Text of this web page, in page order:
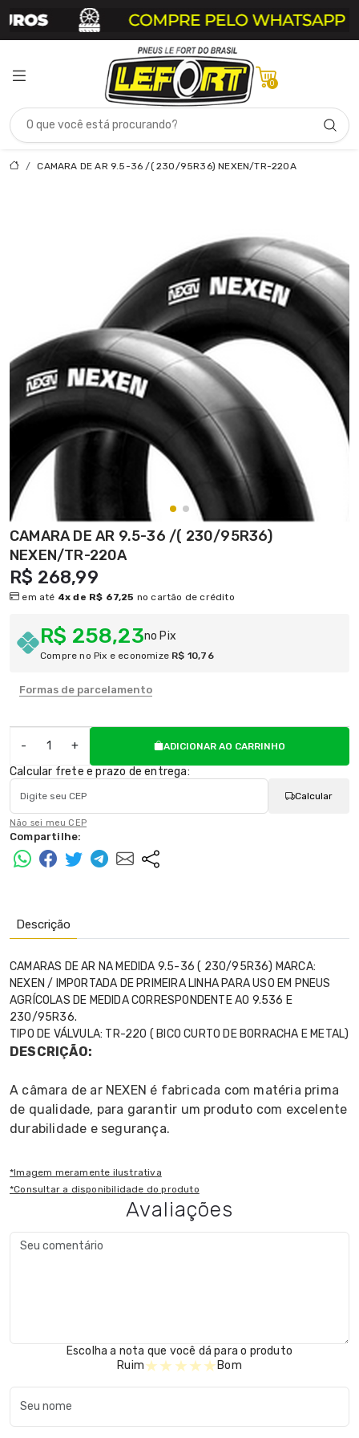
0
CAMARA DE AR 9.5-36 /( 230/95R36) NEXEN/TR-220A
CAMARA DE AR 9.5-36 /( 230/95R36)
NEXEN/TR-220A
R$ 268,99
em até 4x de R$ 67,25 no cartão de crédito
R$ 258,23no Pix
Compre no Pix e economize R$ 10,76
Formas de parcelamento
- + ADICIONAR AO CARRINHO
Calcular frete e prazo de entrega:
Calcular
Não sei meu CEP
Compartilhe:
Descrição
CAMARAS DE AR NA MEDIDA 9.5-36 ( 230/95R36) MARCA:
NEXEN / IMPORTADA DE PRIMEIRA LINHA PARA USO EM PNEUS
AGRÍCOLAS DE MEDIDA CORRESPONDENTE AO 9.536 E
230/95R36.
TIPO DE VÁLVULA: TR-220 ( BICO CURTO DE BORRACHA E METAL)
DESCRIÇÃO:
A câmara de ar NEXEN é fabricada com matéria prima
de qualidade, para garantir um produto com excelente
durabilidade e segurança.
*Imagem meramente ilustrativa
*Consultar a disponibilidade do produto
Avaliações
Escolha a nota que você dá para o produto
Ruim
★
★
★
★
★ Bom